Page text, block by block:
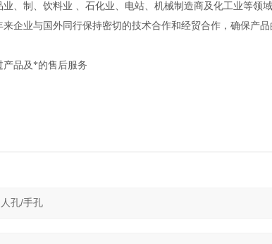
、制、饮料业 、石化业、电站、机械制造商及化工业等领域
业与国外同行保持密切的技术合作和经贸合作，确保产品
品及*的售后服务